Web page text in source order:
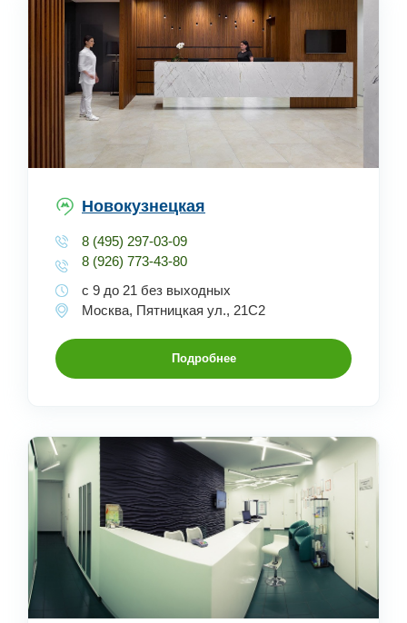
Новокузнецкая
8 (495) 297-03-09
8 (926) 773-43-80
с 9 до 21 без выходных
Москва, Пятницкая ул., 21С2
Подробнее